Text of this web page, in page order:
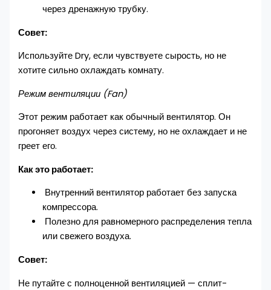
через дренажную трубку.
Совет:
Используйте Dry, если чувствуете сырость, но не
хотите сильно охлаждать комнату.
Режим вентиляции (Fan)
Этот режим работает как обычный вентилятор. Он
прогоняет воздух через систему, но не охлаждает и не
греет его.
Как это работает:
Внутренний вентилятор работает без запуска
компрессора.
Полезно для равномерного распределения тепла
или свежего воздуха.
Совет:
Не путайте с полноценной вентиляцией — сплит-